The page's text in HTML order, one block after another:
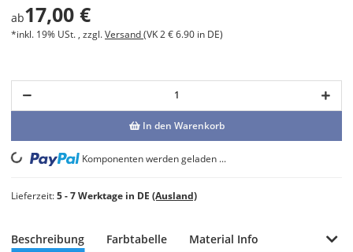
ab17,00 €
*inkl. 19% USt. , zzgl.Versand(VK 2 € 6.90 in DE)
In den Warenkorb
Loading... Komponenten werden geladen ...
Lieferzeit:5 - 7 Werktage in DE (Ausland)
Beschreibung Farbtabelle Material Info